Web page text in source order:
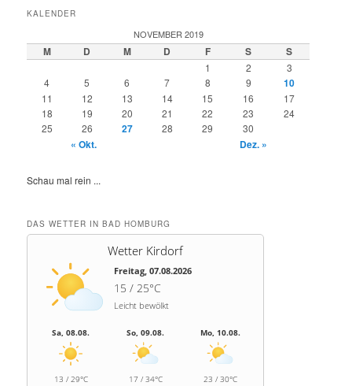
KALENDER
NOVEMBER 2019
M D M D F S S
1 2
3
4
5 6 7 8 9 10
11 12 13 14 15 16
17
18
19 20 21 22 23
24
25
26 27 28 29 30
« Okt. Dez. »
Schau mal rein ...
DAS WETTER IN BAD HOMBURG
Wetter Kirdorf
Freitag, 07.08.2026
15 / 25°C
Leicht bewölkt
Sa, 08.08.
13 / 29°C
So, 09.08.
17 / 34°C
Mo, 10.08.
23 / 30°C